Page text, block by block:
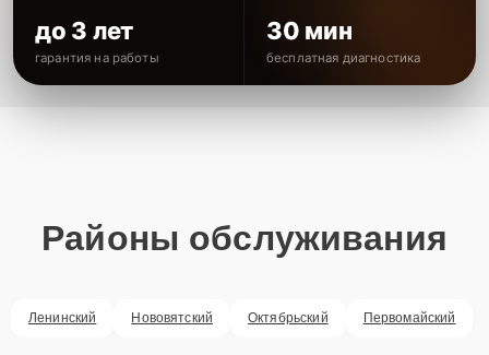
до 3 лет
гарантия на работы
30 мин
бесплатная диагностика
Районы обслуживания
Ленинский Нововятский Октябрьский Первомайский